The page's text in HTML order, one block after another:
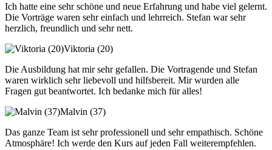
Ich hatte eine sehr schöne und neue Erfahrung und habe viel gelernt.
Die Vorträge waren sehr einfach und lehrreich. Stefan war sehr
herzlich, freundlich und sehr nett.
Viktoria (20)
Die Ausbildung hat mir sehr gefallen. Die Vortragende und Stefan
waren wirklich sehr liebevoll und hilfsbereit. Mir wurden alle
Fragen gut beantwortet. Ich bedanke mich für alles!
Malvin (37)
Das ganze Team ist sehr professionell und sehr empathisch. Schöne
Atmosphäre! Ich werde den Kurs auf jeden Fall weiterempfehlen.